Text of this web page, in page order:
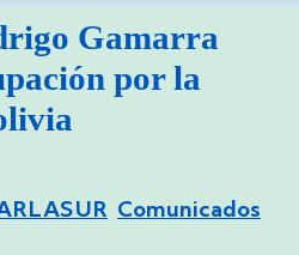
Gamarra
por la
Comunicados